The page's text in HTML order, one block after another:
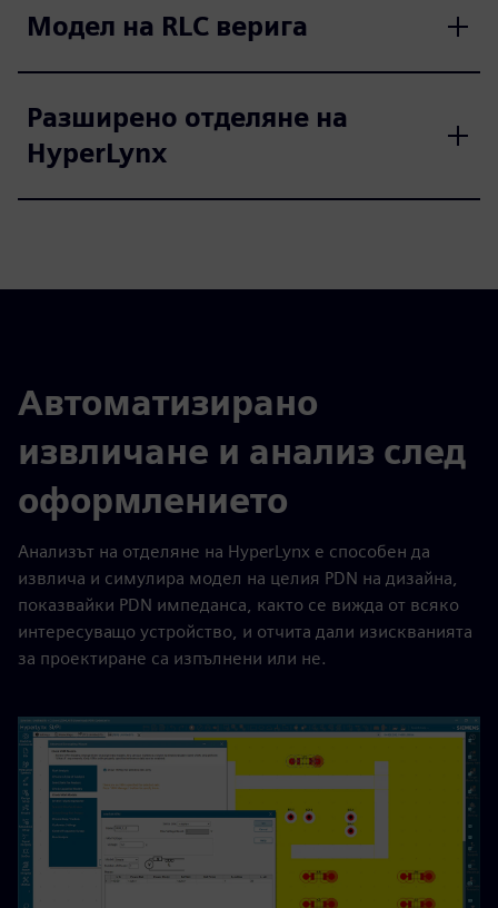
Модел на RLC верига
Разширено отделяне на
HyperLynx
Автоматизирано
извличане и анализ след
оформлението
Анализът на отделяне на HyperLynx е способен да
извлича и симулира модел на целия PDN на дизайна,
показвайки PDN импеданса, както се вижда от всяко
интересуващо устройство, и отчита дали изискванията
за проектиране са изпълнени или не.